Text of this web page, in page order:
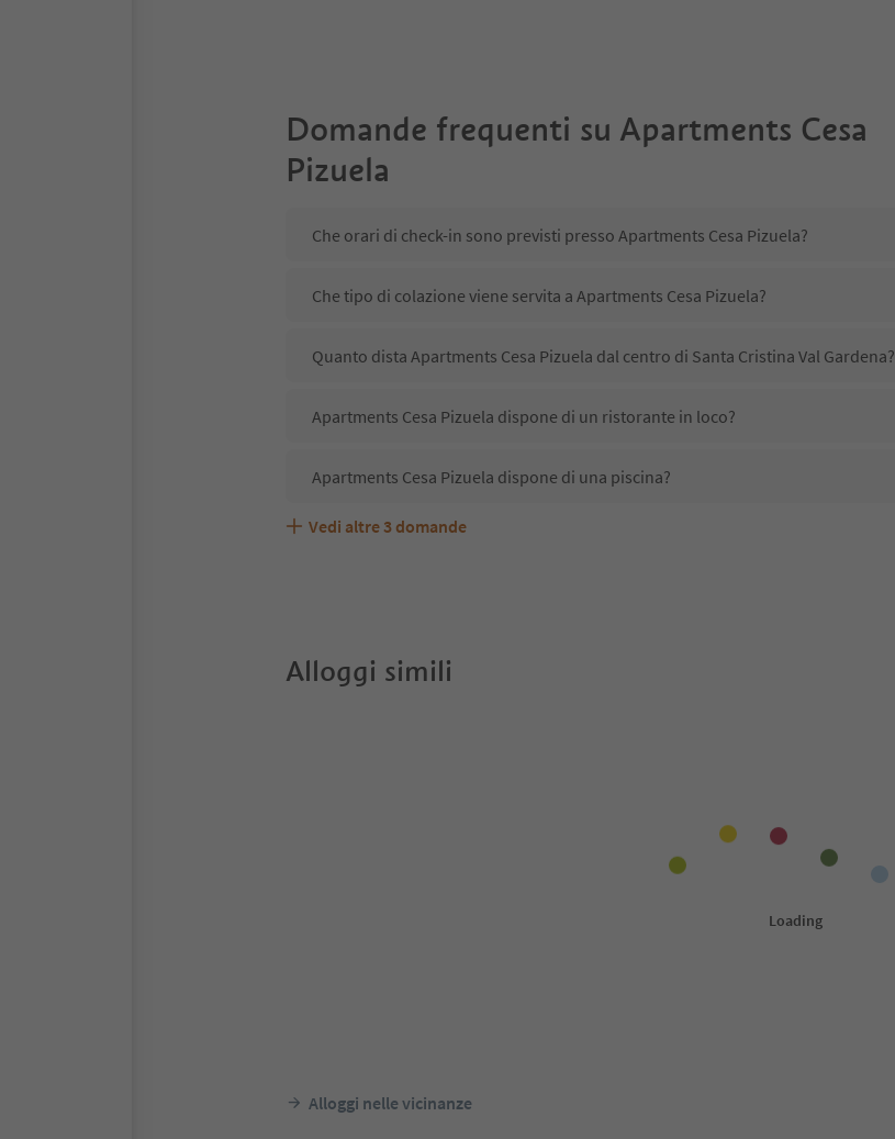
Domande frequenti su Apartments Cesa
Pizuela
Che orari di check-in sono previsti presso Apartments Cesa Pizuela?
Che tipo di colazione viene servita a Apartments Cesa Pizuela?
Quanto dista Apartments Cesa Pizuela dal centro di Santa Cristina Val Gardena?
Apartments Cesa Pizuela dispone di un ristorante in loco?
Apartments Cesa Pizuela dispone di una piscina?
Apartments Cesa Pizuela accetta animali domestici?
Quali servizi/attività sono disponibili presso Apartments Cesa Pizuela?
Gli ospiti di Apartments Cesa Pizuela ricevono l'Alto Adige Guest Pass?
Vedi altre 3 domande
Alloggi simili
Alloggi nelle vicinanze